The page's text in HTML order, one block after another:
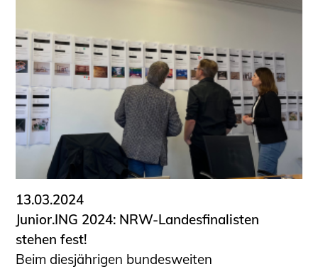
13.03.2024
Junior.ING 2024: NRW-Landesfinalisten
stehen fest!
Beim diesjährigen bundesweiten